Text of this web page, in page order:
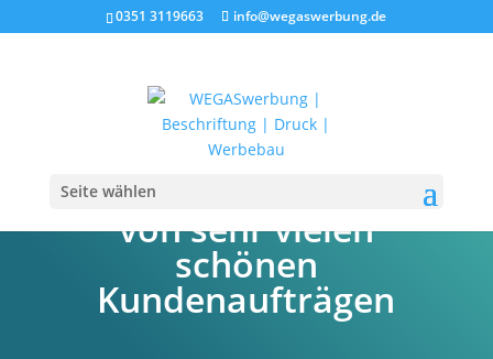
0351 3119663 info@wegaswerbung.de
Seite wählen
Ein Projekt Beispiel
von sehr vielen
schönen
Kundenaufträgen